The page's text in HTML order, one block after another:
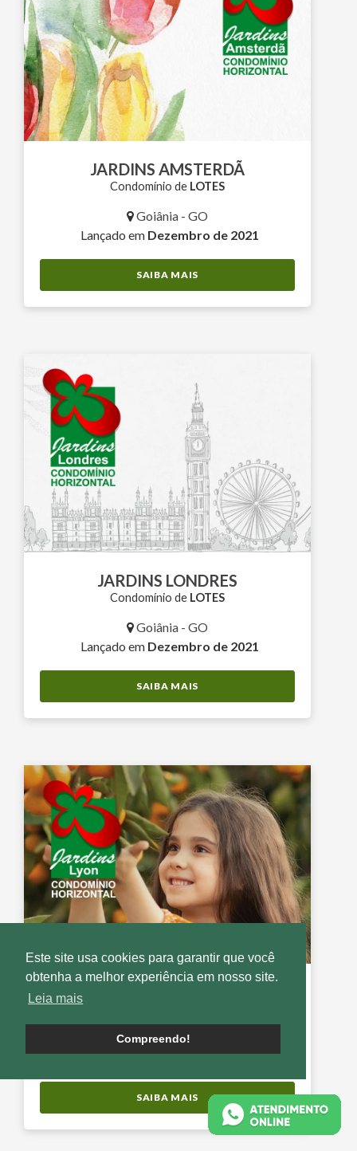
Este site usa cookies para garantir que você
obtenha a melhor experiência em nosso site.
Leia mais
Compreendo!
JARDINS AMSTERDÃ
Condomínio de LOTES
Goiânia - GO
Lançado em Dezembro de 2021
SAIBA MAIS
JARDINS LONDRES
Condomínio de LOTES
Goiânia - GO
Lançado em Dezembro de 2021
SAIBA MAIS
Aparecida de Goiânia - GO
Lançado emSetembro de 2021
SAIBA MAIS